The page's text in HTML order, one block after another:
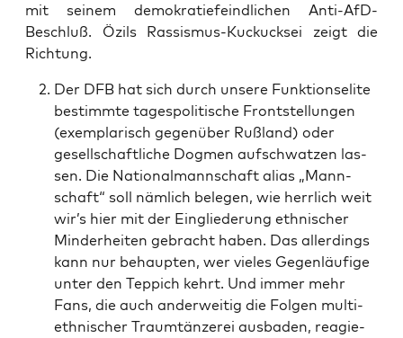
mit sei­nem demo­kra­tie­feind­li­chen Anti-AfD-
Beschluß. Özils Ras­sis­mus-Kuckucks­ei zeigt die
Richtung.
Der DFB hat sich durch unse­re Funk­ti­ons­eli­te
bestimm­te tages­po­li­ti­sche Front­stel­lun­gen
(exem­pla­risch gegen­über Ruß­land) oder
gesell­schaft­li­che Dog­men auf­schwat­zen las­
sen. Die Natio­nal­mann­schaft ali­as „Mann­
schaft“ soll näm­lich bele­gen, wie herr­lich weit
wir’s hier mit der Ein­glie­de­rung eth­ni­scher
Min­der­hei­ten gebracht haben. Das aller­dings
kann nur behaup­ten, wer vie­les Gegen­läu­fi­ge
unter den Tep­pich kehrt. Und immer mehr
Fans, die auch ander­wei­tig die Fol­gen mul­ti­
eth­ni­scher Traum­tän­ze­rei aus­ba­den, reagie­